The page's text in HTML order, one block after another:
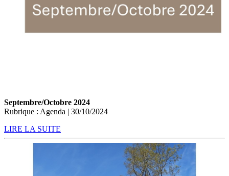
Septembre/Octobre 2024
Rubrique : Agenda | 30/10/2024
LIRE LA SUITE